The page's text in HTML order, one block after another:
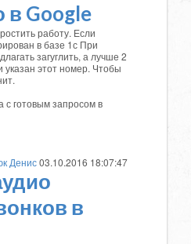
в Google
работу. Если
в базе 1с При
загуглить, а лучше 2
указан этот номер. Чтобы
с готовым запросом в
Денис03.10.2016 18:07:47
в